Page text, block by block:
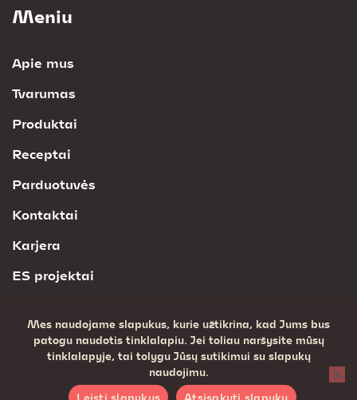
Meniu
Apie mus
Tvarumas
Produktai
Receptai
Parduotuvės
Kontaktai
Karjera
ES projektai
UAB CESTA © 2026 Visos teisės saugomos
Mes naudojame slapukus, kurie užtikrina, kad Jums bus
patogu naudotis tinklalapiu. Jei toliau naršysite mūsų
tinklalapyje, tai tolygu Jūsų sutikimui su slapukų
naudojimu.
Leisti slapukus Atsisakyti slapukų